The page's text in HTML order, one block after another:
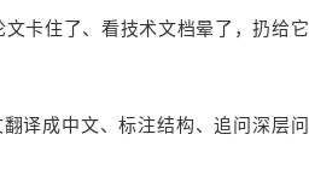
卡住了、看技术文档晕了，扔给它
译成中文、标注结构、追问深层问